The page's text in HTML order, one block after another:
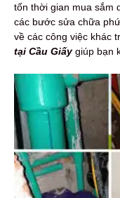
tốn thời gian mua sắm
các bước sửa chữa
về các công việc khác
tại Cầu Giấygiúp bạn